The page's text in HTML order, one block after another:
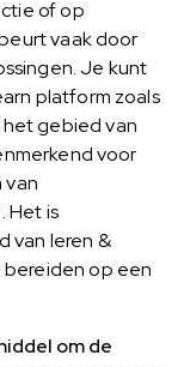
of op
vaak door
Je kunt
platform zoals
gebied van
voor
van
Het is
van leren &
bereiden op een
om de